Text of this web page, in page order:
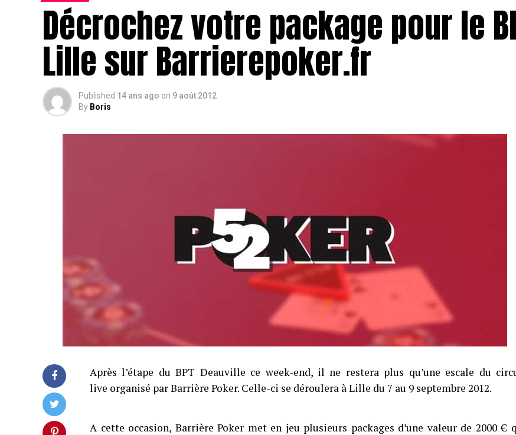
Décrochez votre package pour le
Lille sur Barrierepoker.fr
Published 14 ans ago on 9 août 2012
By Boris
Après l’étape du BPT Deauville ce week-end, il ne restera plus qu’une escale du
live organisé par Barrière Poker. Celle-ci se déroulera à Lille du 7 au 9 septembre 2012.
A cette occasion, Barrière Poker met en jeu plusieurs packages d’une valeur de 2000 €